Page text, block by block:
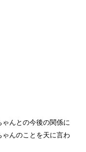
んとの今後の関係に
んのことを天に言わ